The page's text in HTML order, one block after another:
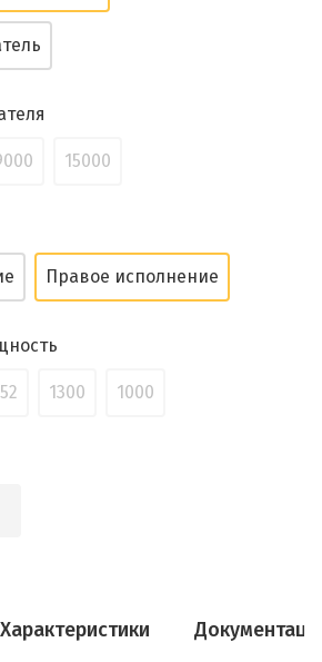
15000
Правое исполнение
1300 1000
Характеристики